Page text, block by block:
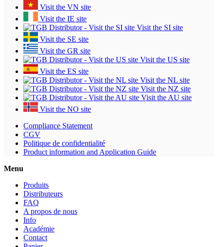
Visit the VN site
Visit the IE site
Visit the SI site
Visit the SE site
Visit the GR site
Visit the US site
Visit the ES site
Visit the NL site
Visit the NZ site
Visit the AU site
Visit the NO site
Compliance Statement
CGV
Politique de confidentialité
Product information and Application Guide
Menu
Produits
Distributeurs
FAQ
A propos de nous
Info
Académie
Contact